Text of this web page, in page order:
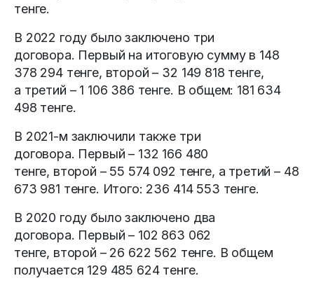
тенге.
В 2022 году было заключено три
договора. Первый на итоговую сумму в 148
378 294 тенге, второй – 32 149 818 тенге,
а третий – 1 106 386 тенге. В общем: 181 634
498 тенге.
В 2021-м заключили также три
договора. Первый – 132 166 480
тенге, второй – 55 574 092 тенге, а третий – 48
673 981 тенге. Итого: 236 414 553 тенге.
В 2020 году было заключено два
договора. Первый – 102 863 062
тенге, второй – 26 622 562 тенге. В общем
получается 129 485 624 тенге.